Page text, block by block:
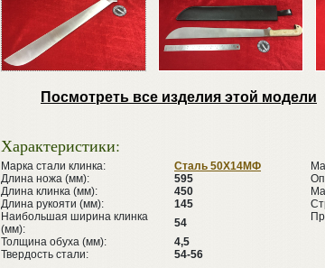
Посмотреть все изделия этой модели
Характеристики:
Марка стали клинка:
Сталь 50Х14МФ
Длина ножа (мм):
595
Длина клинка (мм):
450
Длина рукояти (мм):
145
Наибольшая ширина клинка
(мм):
54
Толщина обуха (мм):
4,5
Твердость стали:
54-56